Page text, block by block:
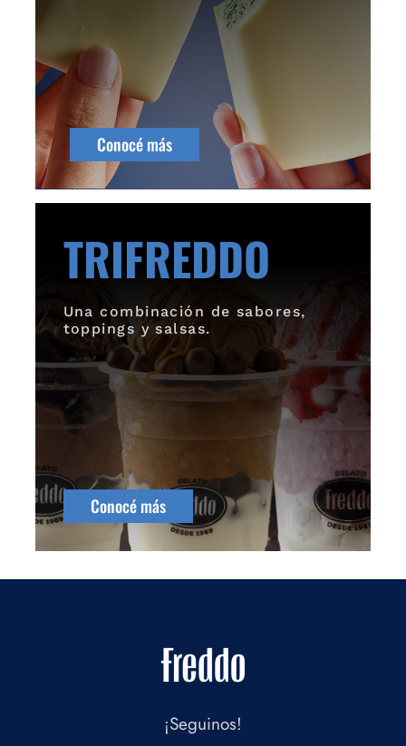
Conocé más
TRIFREDDO
Una combinación de sabores,
toppings y salsas.
Conocé más
¡Seguinos!